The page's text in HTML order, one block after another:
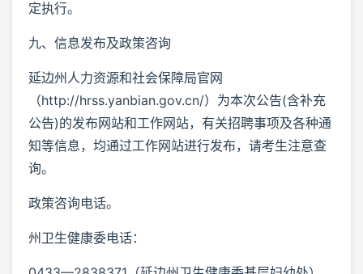
定执行。
九、信息发布及政策咨询
延边州人力资源和社会保障局官网
（http://hrss.yanbian.gov.cn/）为本次公告(含补充
公告)的发布网站和工作网站，有关招聘事项及各种通
知等信息，均通过工作网站进行发布，请考生注意查
询。
政策咨询电话。
州卫生健康委电话：